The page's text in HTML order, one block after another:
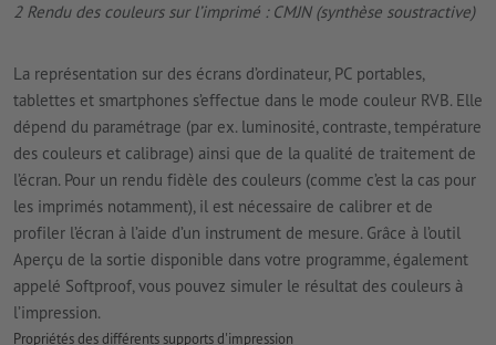
2 Rendu des couleurs sur l’imprimé : CMJN (synthèse soustractive)
La représentation sur des écrans d’ordinateur, PC portables,
tablettes et smartphones s’effectue dans le mode couleur RVB. Elle
dépend du paramétrage (par ex. luminosité, contraste, température
des couleurs et calibrage) ainsi que de la qualité de traitement de
l’écran. Pour un rendu fidèle des couleurs (comme c’est la cas pour
les imprimés notamment), il est nécessaire de calibrer et de
profiler l’écran à l’aide d’un instrument de mesure. Grâce à l’outil
Aperçu de la sortie disponible dans votre programme, également
appelé Softproof, vous pouvez simuler le résultat des couleurs à
l’impression.
Propriétés des différents supports d'impression